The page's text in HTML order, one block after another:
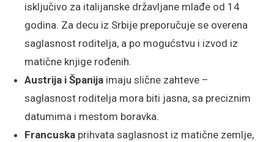
isključivo za italijanske državljane mlađe od 14
godina. Za decu iz Srbije preporučuje se overena
saglasnost roditelja, a po mogućstvu i izvod iz
matične knjige rođenih.
Austrija i Španija imaju slične zahteve –
saglasnost roditelja mora biti jasna, sa preciznim
datumima i mestom boravka.
Francuska prihvata saglasnost iz matične zemlje,